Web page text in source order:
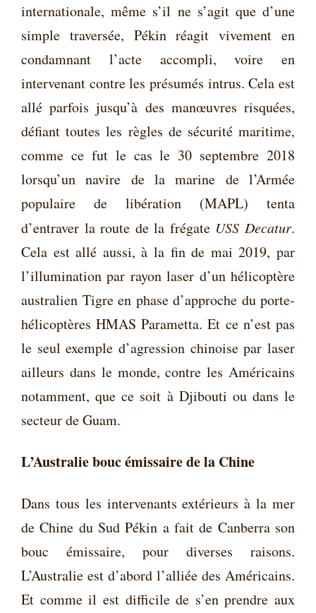
internationale, même s’il ne s’agit que d’une
simple traversée, Pékin réagit vivement en
condamnant l’acte accompli, voire en
intervenant contre les présumés intrus. Cela est
allé parfois jusqu’à des manœuvres risquées,
défiant toutes les règles de sécurité maritime,
comme ce fut le cas le 30 septembre 2018
lorsqu’un navire de la marine de l’Armée
populaire de libération (MAPL) tenta
d’entraver la route de la frégate USS Decatur.
Cela est allé aussi, à la fin de mai 2019, par
l’illumination par rayon laser d’un hélicoptère
australien Tigre en phase d’approche du porte-
hélicoptères HMAS Parametta. Et ce n’est pas
le seul exemple d’agression chinoise par laser
ailleurs dans le monde, contre les Américains
notamment, que ce soit à Djibouti ou dans le
secteur de Guam.
L’Australie bouc émissaire de la Chine
Dans tous les intervenants extérieurs à la mer
de Chine du Sud Pékin a fait de Canberra son
bouc émissaire, pour diverses raisons.
L’Australie est d’abord l’alliée des Américains.
Et comme il est difficile de s’en prendre aux